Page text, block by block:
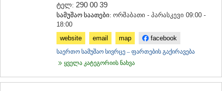
ᲛᲪᲮᲔᲗᲐ–ᲛᲗᲘᲐᲜᲔᲗᲘ
ᲡᲢᲔᲤᲐᲜᲬᲛᲘᲜᲓᲐ (ᲧᲐᲖᲑᲔᲒᲘ)
ტელ: 290 00 39
სამუშაო საათები: ორშაბათი - პარასკევი 09:00 -
18:00
website
email map facebook
საერთო სამუშაო სივრცე – ფართების გაქირავება
ყველა კატეგორიის ნახვა